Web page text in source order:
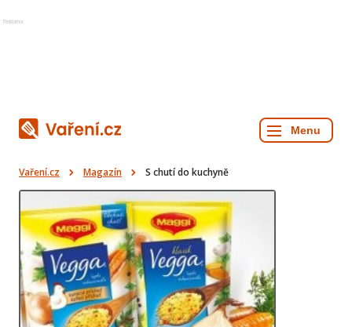
Reklama
Vaření.cz Magazín S chutí do kuchyně